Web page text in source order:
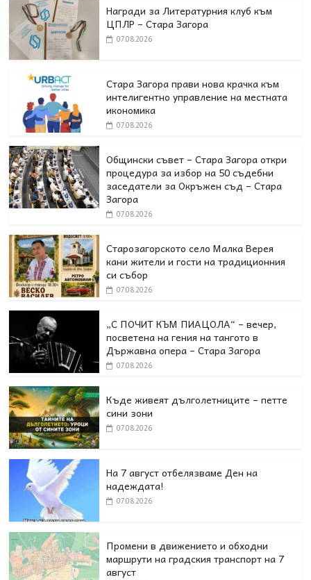
Награди за Литературния клуб към
ЦПЛР – Стара Загора
07.08.2026
Стара Загора прави нова крачка към
интелигентно управление на местната
икономика
07.08.2026
Общински съвет – Стара Загора откри
процедура за избор на 50 съдебни
заседатели за Окръжен съд – Стара
Загора
07.08.2026
Старозагорското село Малка Верея
кани жители и гости на традиционния
си събор
07.08.2026
„С ПОЧИТ КЪМ ПИАЦОЛА“ – вечер,
посветена на гения на тангото в
Държавна опера – Стара Загора
07.08.2026
Къде живеят дълголетниците – петте
сини зони
07.08.2026
На 7 август отбелязваме Ден на
надеждата!
07.08.2026
Промени в движението и обходни
маршрути на градския транспорт на 7
август